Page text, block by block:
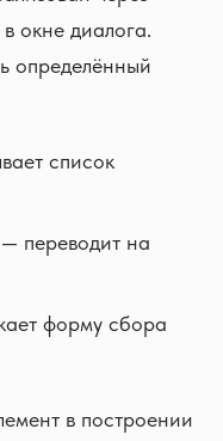
окне диалога.
определённый
список
— переводит на
форму сбора
в построении